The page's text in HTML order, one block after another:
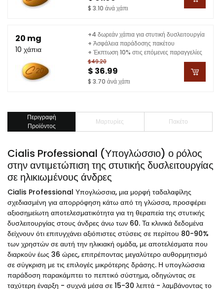
$ 3.10 ἀνά χάπι
20 mg
10 χάπια
$49.20
$ 36.99
$ 3.70 ἀνά χάπι
+4 δωρεάν χάπια για στυτική δυσλειτουργία
+ Ἀσφάλεια παράδοσης πακέτου
+ Έκπτωση 10% στις επόμενες παραγγελίες
Περιγραφὴ
Προϊόντος
Μαρτυρίες Πακέτο
Cialis Professional (Υπογλώσσιο) ο ρόλος
στην αντιμετώπιση της στυτικής δυσλειτουργίας
σε ηλικιωμένους άνδρες
Cialis Professional Υπογλώσσια, μια μορφή ταδαλαφίλης
σχεδιασμένη για απορρόφηση κάτω από τη γλώσσα, προσφέρει
αξιοσημείωτη αποτελεσματικότητα για τη θεραπεία της στυτικής
δυσλειτουργίας στους άνδρες άνω των 60. Τα κλινικά δεδομένα
δείχνουν ότι επιτυγχάνει αξιόπιστες στύσεις σε περίπου 80-90%
των χρηστών σε αυτή την ηλικιακή ομάδα, με αποτελέσματα που
διαρκούν έως 36 ώρες, επιτρέποντας μεγαλύτερο αυθορμητισμό
σε σύγκριση με τις επιλογές μικρότερης δράσης. Η υπογλώσσια
παράδοση παρακάμπτει το πεπτικό σύστημα, οδηγώντας σε
ταχύτερη έναρξη - συχνά μέσα σε 15-30 λεπτά - λαμβάνοντας το